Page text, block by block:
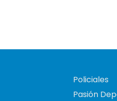
Policiales
Pasión